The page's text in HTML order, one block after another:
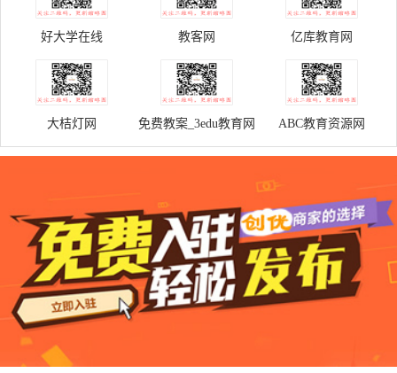
好大学在线 教客网 亿库教育网
大桔灯网 免费教案_3edu教育网 ABC教育资源网